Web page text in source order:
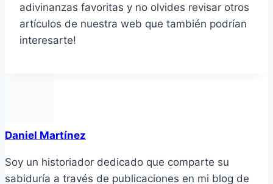
adivinanzas favoritas y no olvides revisar otros
artículos de nuestra web que también podrían
interesarte!
Daniel Martínez
Soy un historiador dedicado que comparte su
sabiduría a través de publicaciones en mi blog de